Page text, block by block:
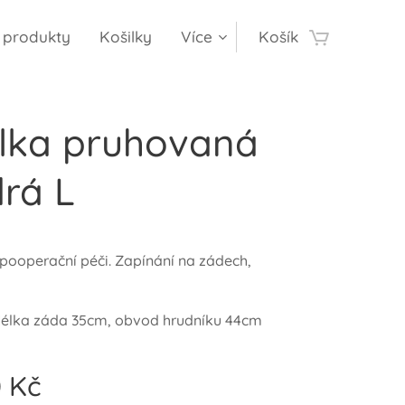
produkty Košilky Více Košík
pruhovaná
L
péči. Zapínání na zádech,
záda 35cm, obvod hrudníku 44cm
Kč